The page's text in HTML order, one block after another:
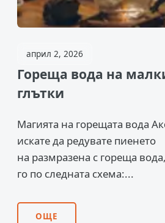
април 2, 2026
Гореща вода на
глътки
Магията на горещата вода
искате да редувате пиенето
на размразена с гореща
го по следната схема:...
ОЩЕ